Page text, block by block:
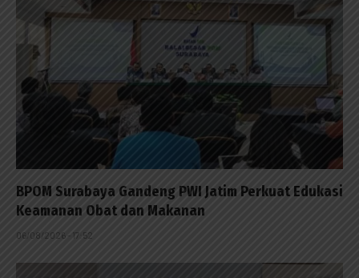
BPOM Surabaya Gandeng PWI Jatim Perkuat Edukasi
Keamanan Obat dan Makanan
06/08/2026 - 17:52